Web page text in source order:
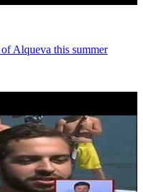
Alqueva this summer